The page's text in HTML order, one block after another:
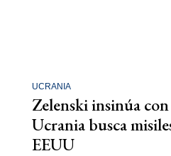
UCRANIA
Zelenski insinúa
Ucrania busca
EEUU